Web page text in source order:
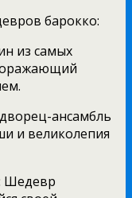
барокко:
из самых
ансамбль
и великолепия
Шедевр